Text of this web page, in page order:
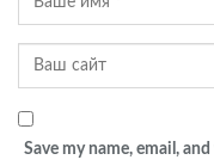
Save my name, email,